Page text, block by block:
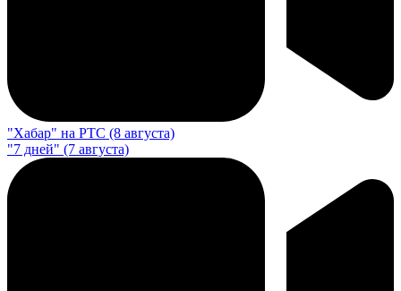
"Хабар" на РТС (8 августа)
"7 дней" (7 августа)